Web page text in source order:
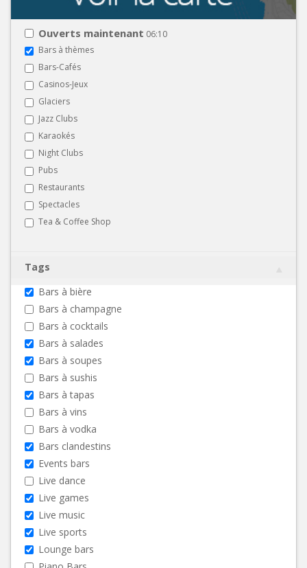
Ouverts maintenant 06:10
Bars à thèmes
Bars-Cafés
Casinos-Jeux
Glaciers
Jazz Clubs
Karaokés
Night Clubs
Pubs
Restaurants
Spectacles
Tea & Coffee Shop
Tags
Bars à bière
Bars à champagne
Bars à cocktails
Bars à salades
Bars à soupes
Bars à sushis
Bars à tapas
Bars à vins
Bars à vodka
Bars clandestins
Events bars
Live dance
Live games
Live music
Live sports
Lounge bars